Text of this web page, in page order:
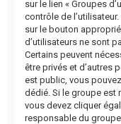
sur le lien « Groupes
contrôle de
sur le bouton
d’utilisateurs ne sont
Certains peuvent
être privés et d’autres
est public, vous
dédié. Si le groupe est
vous devez cliquer
responsable du